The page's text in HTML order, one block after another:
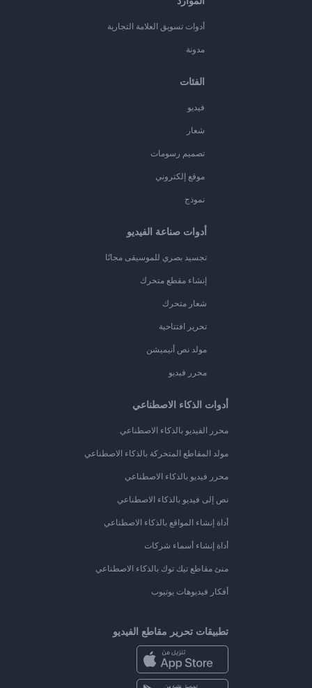
أدوات تسويق العلامة التجارية
مدونة
الفئات
فيديو
شعار
تصميم رسومات
موقع إلكتروني
نموذج
أدوات صناعة الفيديو
تجسيد بصري للموسيقى مجانًا
إنشاء مقطع متحرك
شعار متحرك
تحرير افتتاحية
مولد نص أنيميشن
محرر فيديو
أدوات الذكاء الاصطناعي
محرر الفيديو بالذكاء الاصطناعي
مولد المقاطع المتحركة بالذكاء الاصطناعي
محرر فيديو بالذكاء الاصطناعي
نص إلى فيديو بالذكاء الاصطناعي
أداة إنشاء المواقع بالذكاء الاصطناعي
أداة إنشاء أسماء شركات
منئ مقاطع تيك توك بالذكاء الاصطناعي
أفكار فيديوهات يوتيوب
تطبيقات تحرير مقاطع الفيديو